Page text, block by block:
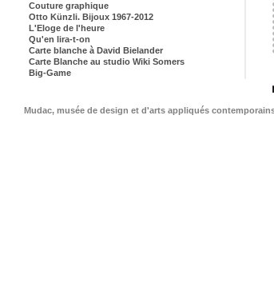
Couture graphique
Otto Künzli. Bijoux 1967-2012
L'Eloge de l'heure
Qu'en lira-t-on
Carte blanche à David Bielander
Carte Blanche au studio Wiki Somers
Big-Game
Prix de Lausanne
Théâtre Diggelmann
Mudac, musée de design et d'arts appliqués